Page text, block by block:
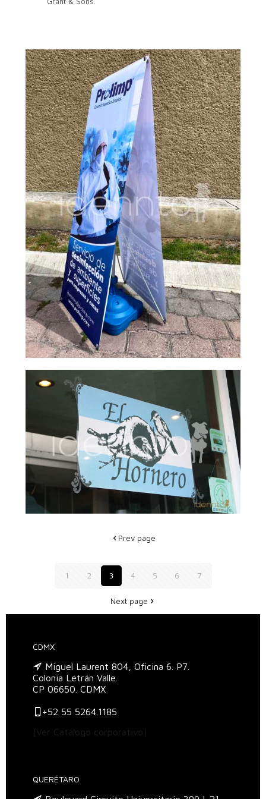
Banner publicitario
exterior
Restaurante El Hornero
Prev page
1 2 3 4 5 6 7
Next page
CDMX
Miguel Laurent 804, Oficina 6. P7.
Colonia Letrán Valle.
CP 06650. CDMX
+52 55 5264.1185
[Ver Catálogo corporativo]
QUERÉTARO